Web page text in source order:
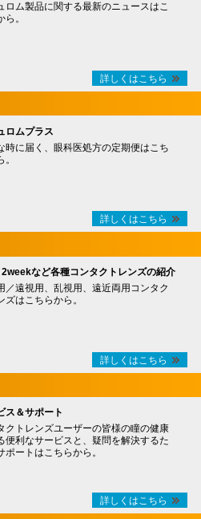
ロム製品に関する最新のニュースはこ
ら。
詳しくはこちら
ロムプラス
時に届く、眼科医処方の定期便はこち
。
詳しくはこちら
など各種コンタクトレンズの紹介
／遠視用、乱視用、遠近両用コンタク
ズはこちらから。
詳しくはこちら
ス＆サポート
クトレンズユーザーの皆様の瞳の健康
便利なサービスと、疑問を解決するた
ポートはこちらから。
詳しくはこちら